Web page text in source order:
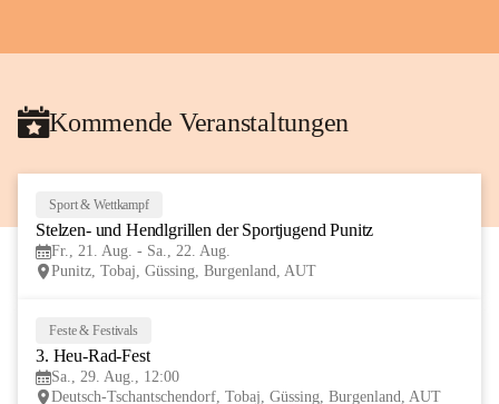
Kommende Veranstaltungen
Sport & Wettkampf
Stelzen- und Hendlgrillen der Sportjugend Punitz
Fr., 21. Aug. - Sa., 22. Aug.
Punitz, Tobaj, Güssing, Burgenland, AUT
Feste & Festivals
3. Heu-Rad-Fest
Sa., 29. Aug., 12:00
Deutsch-Tschantschendorf, Tobaj, Güssing, Burgenland, AUT